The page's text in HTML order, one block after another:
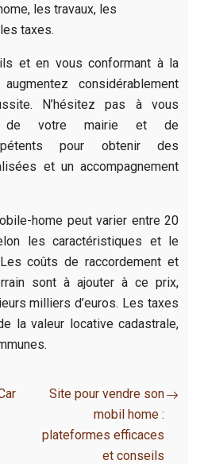
les travaux, les
taxes.
et en vous conformant à la
considérablement
N’hésitez pas à vous
de votre mairie et de
pour obtenir des
et un accompagnement
home peut varier entre 20
les caractéristiques et le
Les coûts de raccordement et
sont à ajouter à ce prix,
milliers d’euros. Les taxes
la valeur locative cadastrale,
Site pour vendre son
mobil home :
plateformes efficaces
et conseils